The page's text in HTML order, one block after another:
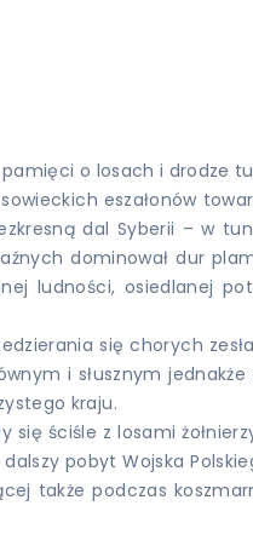
o losach i drodze
eszałonów
dal Syberii – w
dominował dur
ludności, osiedlanej
się chorych
i słusznym
kraju.
się ściśle z losami
pobyt Wojska
także podczas